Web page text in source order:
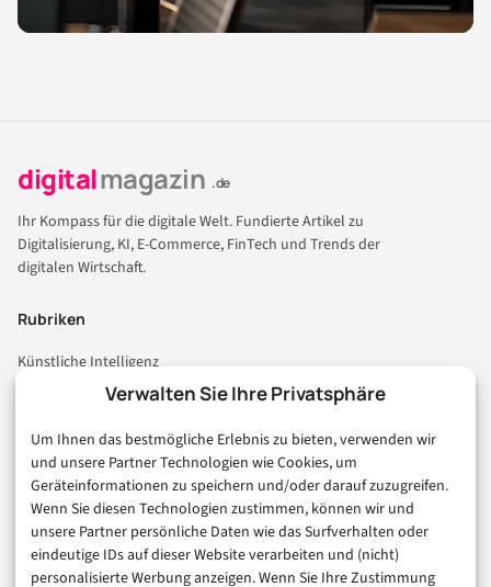
Verwalten Sie Ihre Privatsphäre
Um Ihnen das bestmögliche Erlebnis zu bieten, verwenden wir
und unsere Partner Technologien wie Cookies, um
Geräteinformationen zu speichern und/oder darauf zuzugreifen.
Wenn Sie diesen Technologien zustimmen, können wir und
unsere Partner persönliche Daten wie das Surfverhalten oder
eindeutige IDs auf dieser Website verarbeiten und (nicht)
personalisierte Werbung anzeigen. Wenn Sie Ihre Zustimmung
digitalmagazin .de
Ihr Kompass für die digitale Welt. Fundierte Artikel zu
Digitalisierung, KI, E-Commerce, FinTech und Trends der
digitalen Wirtschaft.
Rubriken
Künstliche Intelligenz
Technologie & IT
Consumer & Digital Life
Marketing
Finanzen & FinTech
Business & Karriere
Sicherheit & Recht